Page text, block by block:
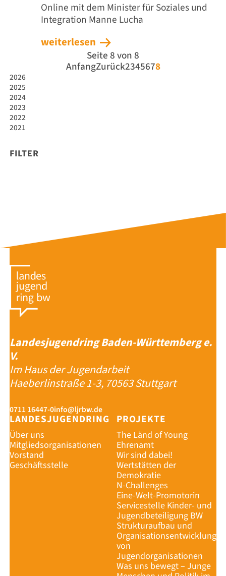
FILTER
2026
2025
2024
2023
2022
2021
Online mit dem Minister für Soziales und
Integration Manne Lucha
weiterlesen
Seite 8 von 8
AnfangZurück2345678
Landesjugendring Baden-Württemberg e.
V.
Im Haus der Jugendarbeit
Haeberlinstraße 1-3, 70563 Stuttgart
0711 16447-0info@ljrbw.de
LANDESJUGENDRING
Über uns
Mitgliedsorganisationen
Vorstand
Geschäftsstelle
PROJEKTE
The Länd of Young
Ehrenamt
Wir sind dabei!
Wertstätten der
Demokratie
N-Challenges
Eine-Welt-Promotorin
Servicestelle Kinder- und
Jugendbeteiligung BW
Strukturaufbau und
Organisationsentwicklung
von
Jugendorganisationen
Was uns bewegt – Junge